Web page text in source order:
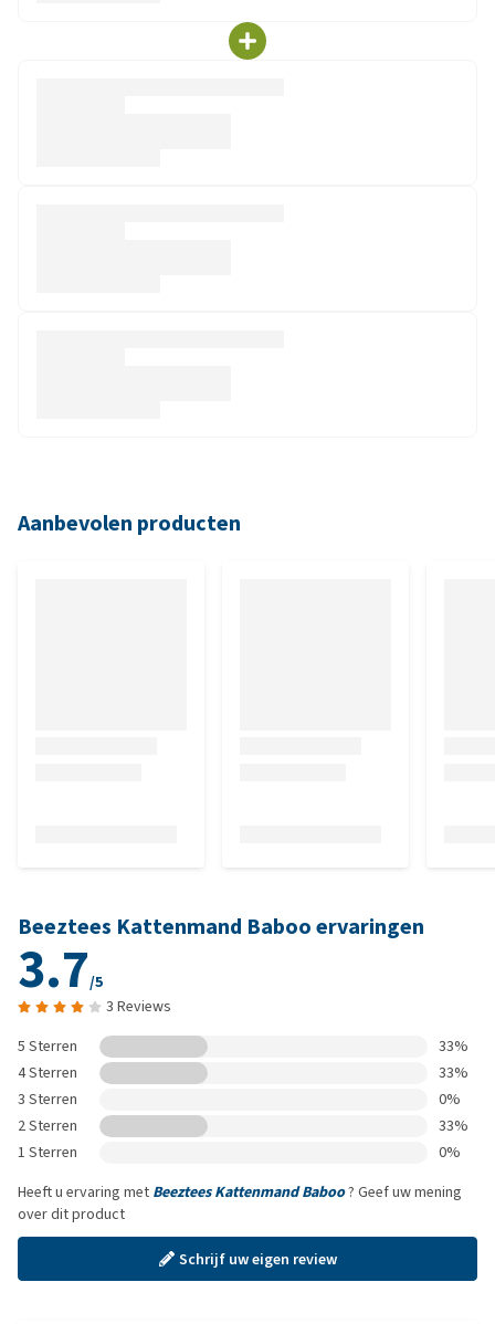
Aanbevolen producten
Beeztees Kattenmand Baboo ervaringen
3.7/5
3 Reviews
5 Sterren
33%
4 Sterren
33%
3 Sterren
0%
2 Sterren
33%
1 Sterren
0%
Heeft u ervaring met Beeztees Kattenmand Baboo? Geef uw mening
over dit product
Schrijf uw eigen review